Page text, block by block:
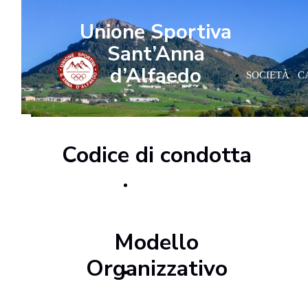
Unione Sportiva
Sant’Anna
d’Alfaedo
SOCIETÀ
Codice di condotta
Modello
Organizzativo
Scarica